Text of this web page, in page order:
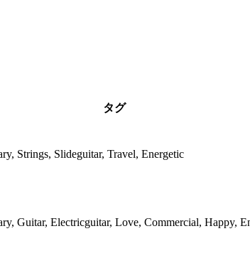
タグ
Strings, Slideguitar, Travel, Energetic
Guitar, Electricguitar, Love, Commercial, Happy,